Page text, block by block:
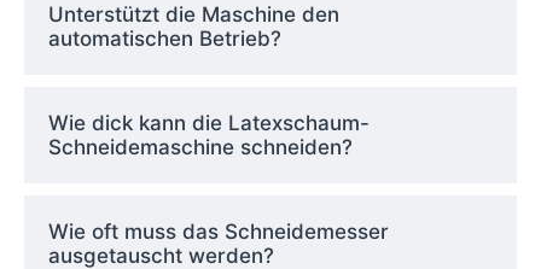
Unterstützt die Maschine den
automatischen Betrieb?
Wie dick kann die Latexschaum-
Schneidemaschine schneiden?
Wie oft muss das Schneidemesser
ausgetauscht werden?